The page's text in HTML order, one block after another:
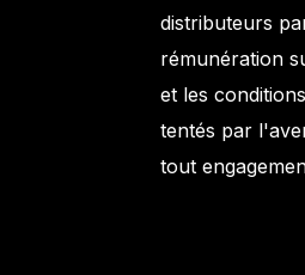
distributeurs
rémunération
et les
tentés par
tout